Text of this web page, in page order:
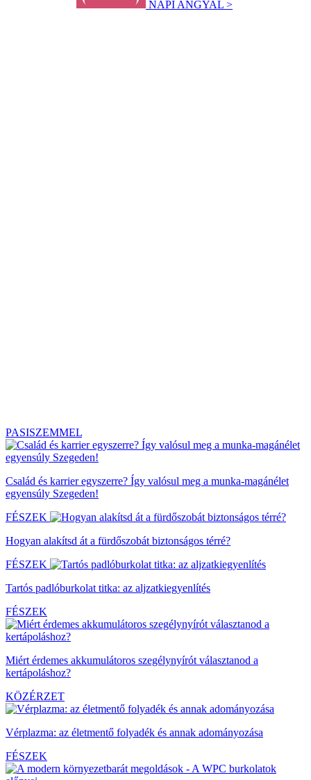
NAPI ANGYAL >
PASISZEMMEL
Család és karrier egyszerre? Így valósul meg a munka-magánélet
egyensúly Szegeden!
FÉSZEK
Hogyan alakítsd át a fürdőszobát biztonságos térré?
FÉSZEK
Tartós padlóburkolat titka: az aljzatkiegyenlítés
FÉSZEK
Miért érdemes akkumulátoros szegélynyírót választanod a
kertápoláshoz?
KÖZÉRZET
Vérplazma: az életmentő folyadék és annak adományozása
FÉSZEK